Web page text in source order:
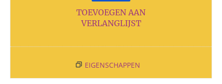
TOEVOEGEN AAN
VERLANGLIJST
EIGENSCHAPPEN